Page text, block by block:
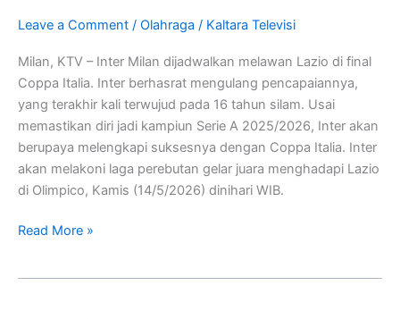
Leave a Comment / Olahraga / Kaltara Televisi
Milan, KTV – Inter Milan dijadwalkan melawan Lazio di final
Coppa Italia. Inter berhasrat mengulang pencapaiannya,
yang terakhir kali terwujud pada 16 tahun silam. Usai
memastikan diri jadi kampiun Serie A 2025/2026, Inter akan
berupaya melengkapi suksesnya dengan Coppa Italia. Inter
akan melakoni laga perebutan gelar juara menghadapi Lazio
di Olimpico, Kamis (14/5/2026) dinihari WIB.
Penantian
Selama
16
Tahun
Read More »